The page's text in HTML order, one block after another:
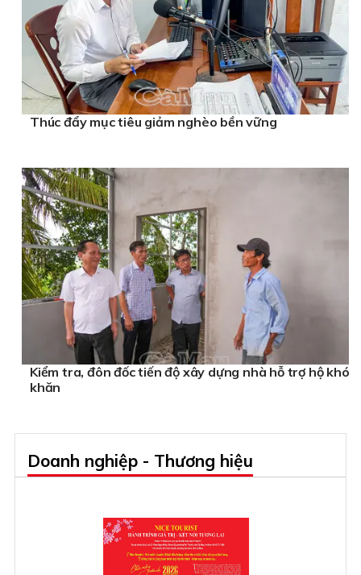
Thúc đẩy mục tiêu giảm nghèo bền vững
Kiểm tra, đôn đốc tiến độ xây dựng nhà hỗ trợ hộ khó
khăn
Doanh nghiệp - Thương hiệu